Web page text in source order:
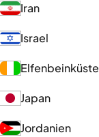
Iran
Israel
Elfenbeinküste
Japan
Jordanien